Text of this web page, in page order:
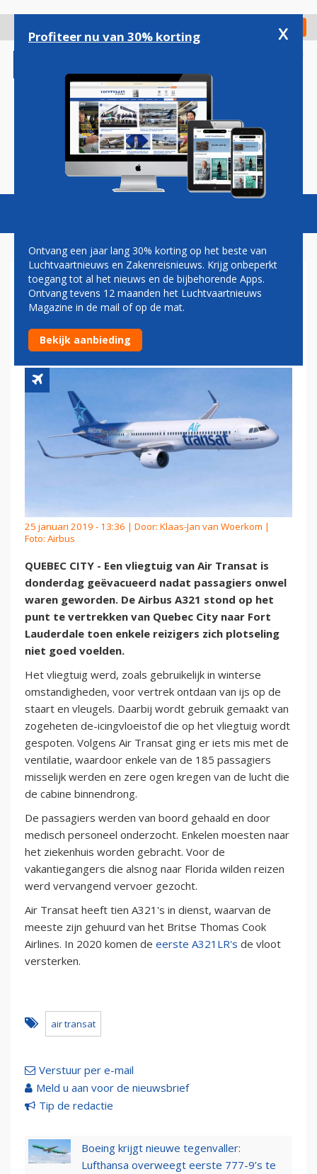
gaan
Check in
Magazine Podcasts Vacatures
PASSAGIERS AIR TRANSAT
ONWEL DOOR DE-
ICINGVLOEISTOF
25 januari 2019 - 13:36 | Door: Klaas-Jan van Woerkom |
Foto: Airbus
QUEBEC CITY - Een vliegtuig van Air Transat is
donderdag geëvacueerd nadat passagiers onwel
waren geworden. De Airbus A321 stond op het
punt te vertrekken van Quebec City naar Fort
Lauderdale toen enkele reizigers zich plotseling
niet goed voelden.
Het vliegtuig werd, zoals gebruikelijk in winterse
omstandigheden, voor vertrek ontdaan van ijs op de
staart en vleugels. Daarbij wordt gebruik gemaakt van
zogeheten de-icingvloeistof die op het vliegtuig wordt
gespoten. Volgens Air Transat ging er iets mis met de
ventilatie, waardoor enkele van de 185 passagiers
misselijk werden en zere ogen kregen van de lucht die
de cabine binnendrong.
De passagiers werden van boord gehaald en door
medisch personeel onderzocht. Enkelen moesten naar
het ziekenhuis worden gebracht. Voor de
vakantiegangers die alsnog naar Florida wilden reizen
werd vervangend vervoer gezocht.
Air Transat heeft tien A321's in dienst, waarvan de
meeste zijn gehuurd van het Britse Thomas Cook
Airlines. In 2020 komen de eerste A321LR's de vloot
versterken.
air transat
Verstuur per e-mail
Meld u aan voor de nieuwsbrief
Tip de redactie
Boeing krijgt nieuwe tegenvaller:
Lufthansa overweegt eerste 777-9’s te
Profiteer nu van 30% korting x
Ontvang een jaar lang 30% korting op het beste van
Luchtvaartnieuws en Zakenreisnieuws. Krijg onbeperkt
toegang tot al het nieuws en de bijbehorende Apps.
Ontvang tevens 12 maanden het Luchtvaartnieuws
Magazine in de mail of op de mat.
Bekijk aanbieding